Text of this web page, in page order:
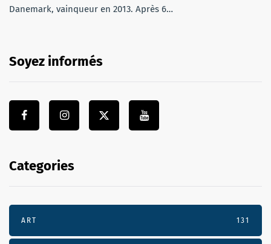
Danemark, vainqueur en 2013. Après 6…
Soyez informés
Categories
ART 131